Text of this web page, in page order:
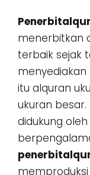
menerbitkan
terbaik sejak
itu alquran
ukuran besar.
didukung